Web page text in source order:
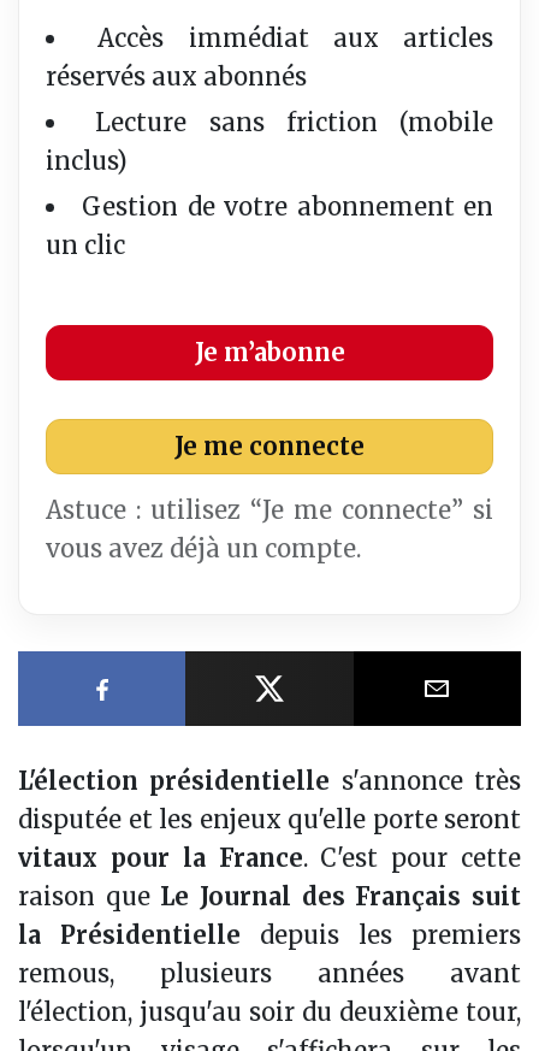
Accès immédiat aux articles
réservés aux abonnés
Lecture sans friction (mobile
inclus)
Gestion de votre abonnement en
un clic
Je m’abonne
Je me connecte
Astuce : utilisez “Je me connecte” si
vous avez déjà un compte.
Partager sur FacebookPartager sur X
L'élection présidentielle s'annonce très
disputée et les enjeux qu'elle porte seront
vitaux pour la France. C'est pour cette
raison que Le Journal des Français suit
la Présidentielle depuis les premiers
remous, plusieurs années avant
l'élection, jusqu'au soir du deuxième tour,